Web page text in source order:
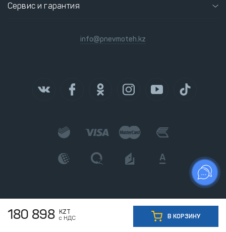
180 898 KZT
с НДС
В КОРЗИНУ
Сервис и гарантия
info@pnevmoteh.kz